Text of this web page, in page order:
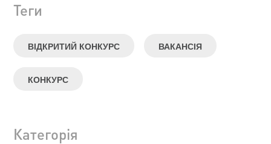
Теги
ВІДКРИТИЙ КОНКУРС ВАКАНСІЯ
КОНКУРС
Категорія